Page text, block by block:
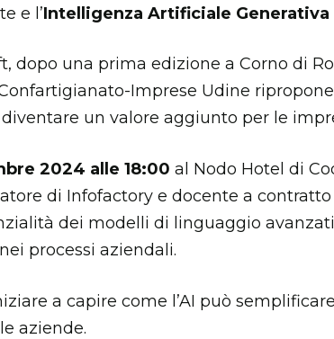
e l’Intelligenza Artificiale Generativa
una prima edizione a Corno di
Imprese Udine
un valore aggiunto per le
2024 alle 18:00 al Nodo Hotel di
di Infofactory e docente a contratto
dei modelli di linguaggio
processi aziendali.
a capire come l’AI può
aziende.